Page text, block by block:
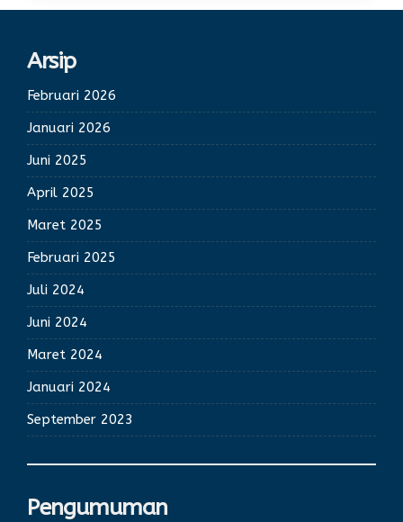
Arsip
Februari 2026
Januari 2026
Juni 2025
April 2025
Maret 2025
Februari 2025
Juli 2024
Juni 2024
Maret 2024
Januari 2024
September 2023
Pengumuman